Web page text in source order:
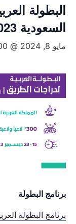
البطولة
السعودية 2023
مايو 8, 2024 @ 8:00 ص
برنامج البطولة
برنامج البطولة العربية